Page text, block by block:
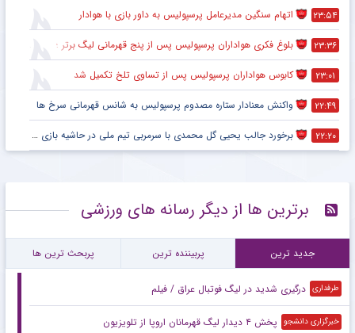
۲۳:۵۴ اتهام سنگین مدیرعامل پرسپولیس به داور بازی با هوادار
۲۳:۳۶ بلوغ فکری هواداران پرسپولیس پس از پنج قهرمانی لیگ برتر ؛ اتفاقی تاریخی پس از پایان بازی با هوادار
۲۳:۰۱ کابوس هواداران پرسپولیس پس از تساوی تلخ تکمیل شد
۲۲:۴۹ واکنش معنادار ستاره مصدوم پرسپولیس به شانس قهرمانی سرخ ها
۲۲:۲۰ برخورد جالب یحیی گل محمدی با سرمربی تیم ملی در حاشیه بازی پرسپولیس
برترین ها از دیگر رسانه های ورزشی
جدید ترین پربیننده ترین پربحث ترین ها
طرفداری درگیری شدید در لیگ فوتبال عراق / فیلم
خبرگزاری دانشجو پخش ۴ دیدار لیگ قهرمانان اروپا از تلویزیون